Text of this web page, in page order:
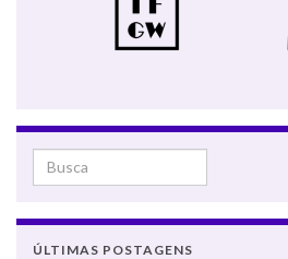
Search for:
ÚLTIMAS POSTAGENS